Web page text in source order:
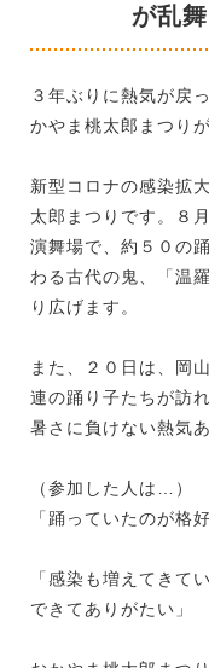
が乱
３年ぶりに熱気が戻
かやま桃太郎まつり
新型コロナの感染拡
太郎まつりです。８
演舞場で、約５０の
わる古代の鬼、「温
り広げます。
また、２０日は、岡
連の踊り子たちが訪
暑さに負けない熱気
（参加した人は…）
「踊っていたのが格
「感染も増えてきて
できてありがたい」